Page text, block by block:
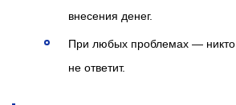
внесения денег.
При любых проблемах — никто
не ответит.